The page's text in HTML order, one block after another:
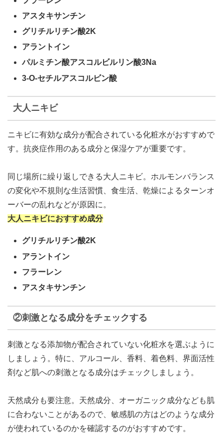
アスタキサンチン
グリチルリチン酸2K
アラントイン
パルミチン酸アスコルビルリン酸3Na
3-O-セチルアスコルビン酸
大人ニキビ
ニキビに有効な成分が配合されている化粧水がおすすめで
す。 抗炎症作用のある成分と保湿ケアが重要です。
同じ場所に繰り返しできる大人ニキビ。 ホルモンバランス
の変化や不規則な生活習慣、食生活、乾燥によるターンオ
ーバーの乱れなどが原因 に。
大人ニキビにおすすめ成分
グリチルリチン酸2K
アラントイン
フラーレン
アスタキサンチン
②刺激となる成分をチェックする
刺激となる添加物が配合されていない化粧水を選ぶように
しましょう 。特に、 アルコール、香料、着色料、界面活性
剤など肌への刺激となる成分はチェックしましょう 。
天然成分も要注意。天然成分、オーガニック成分なども肌
に合わないことがあるので、敏感肌の方はどのような成分
が使われているのかを確認するのがおすすめです。